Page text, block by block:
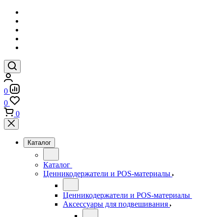
0
0
0
Каталог
Каталог
Ценникодержатели и POS-материалы
Ценникодержатели и POS-материалы
Аксессуары для подвешивания